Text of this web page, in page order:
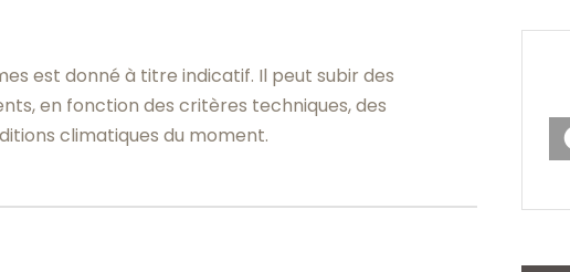
est donné à titre indicatif. Il peut subir des
en fonction des critères techniques, des
climatiques du moment.